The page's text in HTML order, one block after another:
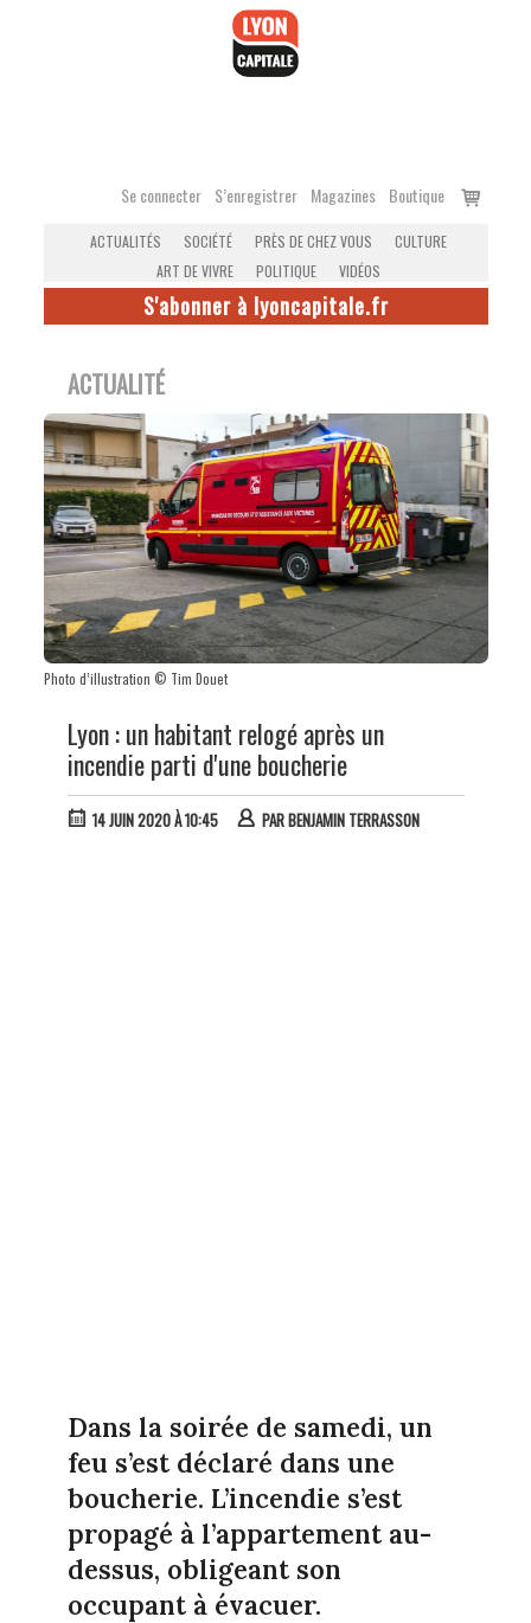
Se connecter S’enregistrer Magazines Boutique
Voir
ACTUALITÉS SOCIÉTÉ PRÈS DE CHEZ VOUS
CULTURE
ART DE VIVRE
POLITIQUE VIDÉOS
S'abonner à lyoncapitale.fr
ACTUALITÉ
Photo d’illustration © Tim Douet
Lyon : un habitant relogé après un
incendie parti d'une boucherie
14 JUIN 2020 À 10:45 PARBENJAMIN TERRASSON
Dans la soirée de samedi, un
feu s’est déclaré dans une
boucherie. L’incendie s’est
propagé à l’appartement au-
dessus, obligeant son
occupant à évacuer.